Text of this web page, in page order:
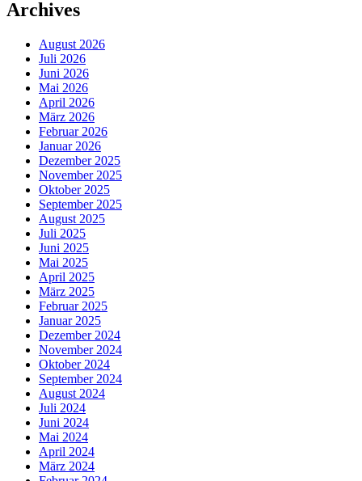
Archives
August 2026
Juli 2026
Juni 2026
Mai 2026
April 2026
März 2026
Februar 2026
Januar 2026
Dezember 2025
November 2025
Oktober 2025
September 2025
August 2025
Juli 2025
Juni 2025
Mai 2025
April 2025
März 2025
Februar 2025
Januar 2025
Dezember 2024
November 2024
Oktober 2024
September 2024
August 2024
Juli 2024
Juni 2024
Mai 2024
April 2024
März 2024